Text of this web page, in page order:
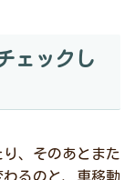
ェックし
、そのあとまた
るのと、車移動